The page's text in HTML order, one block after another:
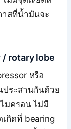
าสที่น้ำมันจะ
/ rotary lobe
หรือ
ประสานกันด้วย
มครอน ไม่มี
กิดที่ bearing